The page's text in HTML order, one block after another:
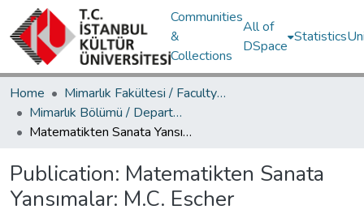
Communities
&
Collections
All of
DSpace
Statistics
Home
Mimarlık Fakültesi / Faculty of Architecture
Mimarlık Bölümü / Department of Architecture
Matematikten Sanata Yansımalar: M.C. Escher
Publication: Matematikten Sanata
Yansımalar: M.C. Escher